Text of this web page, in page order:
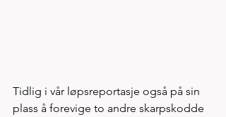
Tidlig i vår løpsreportasje også på sin
plass å forevige to andre skarpskodde